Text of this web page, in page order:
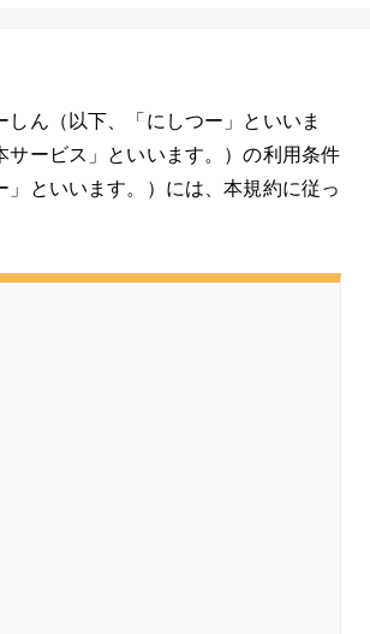
ん（以下、「にしつー」といいま
ービス」といいます。）の利用条件
といいます。）には、本規約に従っ